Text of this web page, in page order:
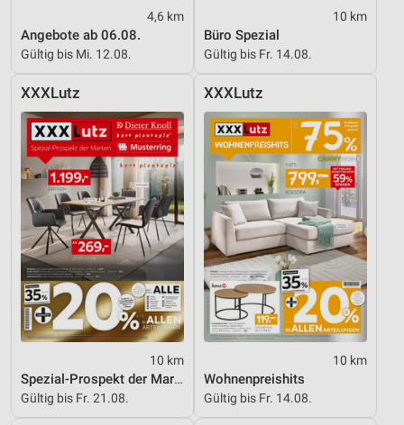
4,6 km
Angebote ab 06.08.
Gültig bis Mi. 12.08.
10 km
Büro Spezial
Gültig bis Fr. 14.08.
XXXLutz
10 km
Spezial-Prospekt der Marken
Gültig bis Fr. 21.08.
XXXLutz
10 km
Wohnenpreishits
Gültig bis Fr. 14.08.
Verwendung genauer Standortdaten
Informationen identifizieren
Nicht-IAB-Verarbeitungszwecke:
Notwendig
Performance
Funktional
Werbung